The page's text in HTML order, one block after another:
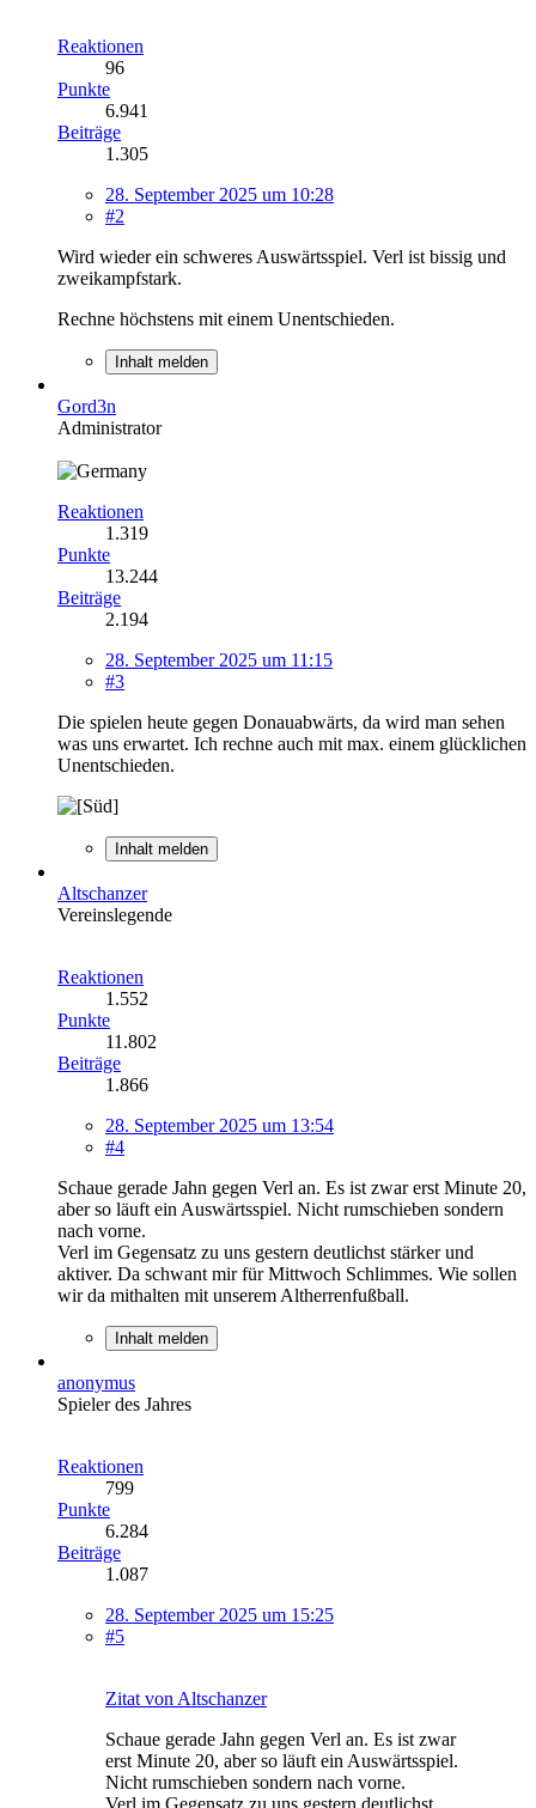
Reaktionen
96
Punkte
6.941
Beiträge
1.305
28. September 2025 um 10:28
#2
Wird wieder ein schweres Auswärtsspiel. Verl ist bissig und
zweikampfstark.
Rechne höchstens mit einem Unentschieden.
Inhalt melden
Gord3n
Administrator
Reaktionen
1.319
Punkte
13.244
Beiträge
2.194
28. September 2025 um 11:15
#3
Die spielen heute gegen Donauabwärts, da wird man sehen
was uns erwartet. Ich rechne auch mit max. einem glücklichen
Unentschieden.
Inhalt melden
Altschanzer
Vereinslegende
Reaktionen
1.552
Punkte
11.802
Beiträge
1.866
28. September 2025 um 13:54
#4
Schaue gerade Jahn gegen Verl an. Es ist zwar erst Minute 20,
aber so läuft ein Auswärtsspiel. Nicht rumschieben sondern
nach vorne.
Verl im Gegensatz zu uns gestern deutlichst stärker und
aktiver. Da schwant mir für Mittwoch Schlimmes. Wie sollen
wir da mithalten mit unserem Altherrenfußball.
Inhalt melden
anonymus
Spieler des Jahres
Reaktionen
799
Punkte
6.284
Beiträge
1.087
28. September 2025 um 15:25
#5
Zitat von Altschanzer
Schaue gerade Jahn gegen Verl an. Es ist zwar
erst Minute 20, aber so läuft ein Auswärtsspiel.
Nicht rumschieben sondern nach vorne.
Verl im Gegensatz zu uns gestern deutlichst